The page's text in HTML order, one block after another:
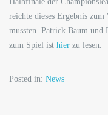
reichte dieses Ergebnis
mussten. Patrick Baum
zum Spiel ist hier zu lesen.
Posted in: News